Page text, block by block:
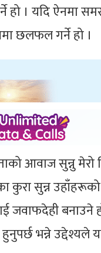
हो । यदि ऐनमा
छलफल गर्ने हो ।
आवाज सुन्नु मेरो
कुरा सुन्न
बनाउने
भन्ने उद्देश्यले